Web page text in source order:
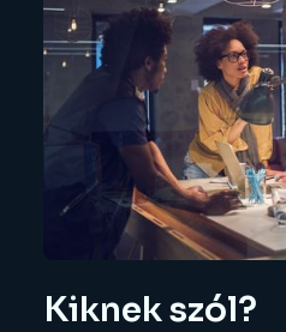
Kiknek szól?